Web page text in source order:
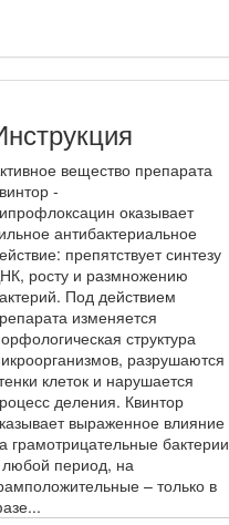
вещество препарата
-
оказывает
антибактериальное
препятствует синтезу
росту и размножению
Под действием
изменяется
структура
разрушаются
клеток и нарушается
деления. Квинтор
выраженное влияние
грамотрицательные бактерии
любой период, на
– только в